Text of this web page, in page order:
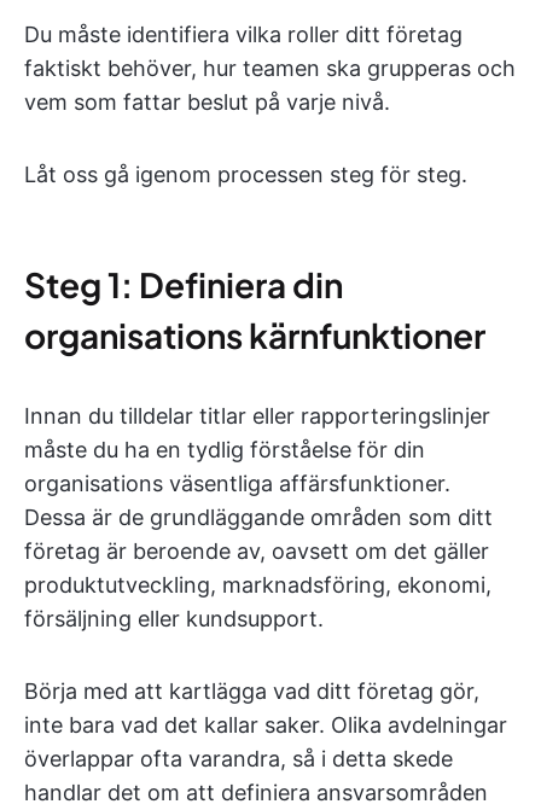
Du måste identifiera vilka roller ditt företag
faktiskt behöver, hur teamen ska grupperas och
vem som fattar beslut på varje nivå.
Låt oss gå igenom processen steg för steg.
Steg 1: Definiera din
organisations kärnfunktioner
Innan du tilldelar titlar eller rapporteringslinjer
måste du ha en tydlig förståelse för din
organisations väsentliga affärsfunktioner.
Dessa är de grundläggande områden som ditt
företag är beroende av, oavsett om det gäller
produktutveckling, marknadsföring, ekonomi,
försäljning eller kundsupport.
Börja med att kartlägga vad ditt företag gör,
inte bara vad det kallar saker. Olika avdelningar
överlappar ofta varandra, så i detta skede
handlar det om att definiera ansvarsområden